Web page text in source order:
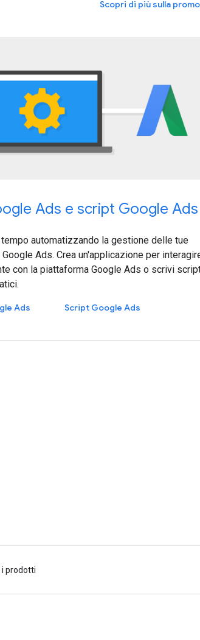
Scopri di più sulla
Ads e script Google Ads
automatizzando la gestione delle tue
Ads. Crea un'applicazione per
con la piattaforma Google Ads o scrivi
Ads Script Google Ads
prodotti